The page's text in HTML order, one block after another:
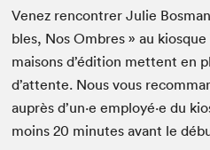
Venez ren­con­tr­er Julie
bles, Nos Ombres » au kiosque
maisons d’édi­tion met­tent en
d’at­tente. Nous vous
auprès d’un·e employé·e du
moins20 min­utes avant le